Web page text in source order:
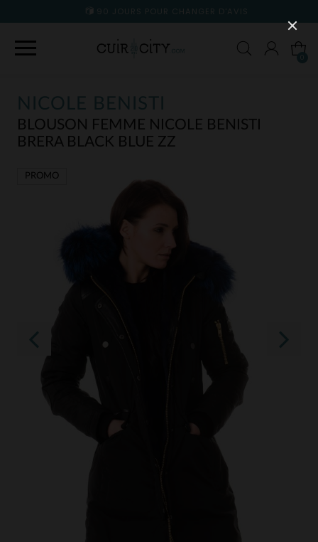
90 JOURS POUR CHANGER D'AVIS
NICOLE BENISTI
BLOUSON FEMME NICOLE BENISTI
BRERA BLACK BLUE ZZ
PROMO